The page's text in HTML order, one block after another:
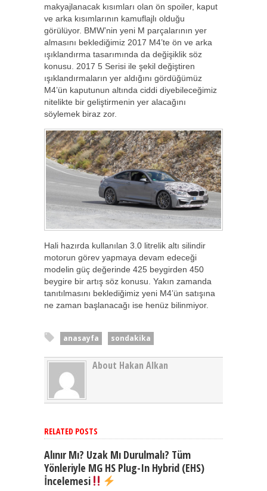
makyajlanacak kısımları olan ön spoiler, kaput
ve arka kısımlarının kamuflajlı olduğu
görülüyor. BMW’nin yeni M parçalarının yer
almasını beklediğimiz 2017 M4’te ön ve arka
ışıklandırma tasarımında da değişiklik söz
konusu. 2017 5 Serisi ile şekil değiştiren
ışıklandırmaların yer aldığını gördüğümüz
M4’ün kaputunun altında ciddi diyebileceğimiz
nitelikte bir geliştirmenin yer alacağını
söylemek biraz zor.
Hali hazırda kullanılan 3.0 litrelik altı silindir
motorun görev yapmaya devam edeceği
modelin güç değerinde 425 beygirden 450
beygire bir artış söz konusu. Yakın zamanda
tanıtılmasını beklediğimiz yeni M4’ün satışına
ne zaman başlanacağı ise henüz bilinmiyor.
anasayfa sondakika
About Hakan Alkan
RELATED POSTS
Alınır Mı? Uzak Mı Durulmalı? Tüm
Yönleriyle MG HS Plug-In Hybrid (EHS)
İncelemesi